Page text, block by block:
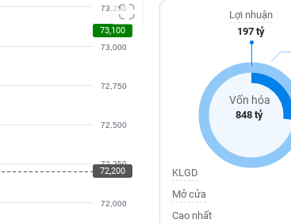
72,000
72,250
72,500
72,750
73,000
73,250
72,200
73,100
Vốn hóa
848 tỷ
Lợi nhuận
197 tỷ
KLGD
Mở cửa
Cao nhất